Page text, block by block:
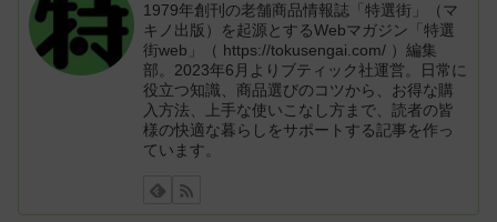
1979年創刊の老舗商品情報誌「特選街」（マ
キノ出版）を起源とするWebマガジン「特選
街web」（ https://tokusengai.com/ ）編集
部。2023年6月よりブティック社運営。日常に
役立つ知識、商品選びのコツから、お得な購
入方法、上手な使いこなし方まで、読者の皆
様の快適な暮らしをサポートする記事を作っ
ています。